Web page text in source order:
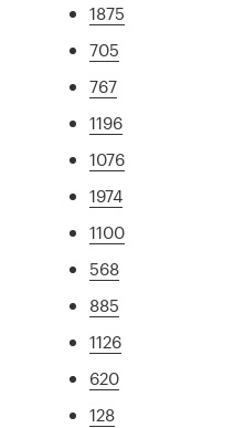
1875
705
767
1196
1076
1974
1100
568
885
1126
620
128